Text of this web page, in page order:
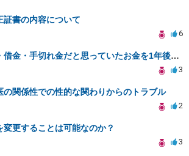
証書の内容について
6
ダブル不倫・借金・手切れ金だと思っていたお金を1年後いまさら脅迫罪として通知書が来てまとめて請求
3
の関係性での性的な関わりからのトラブル
2
変更することは可能なのか？
3